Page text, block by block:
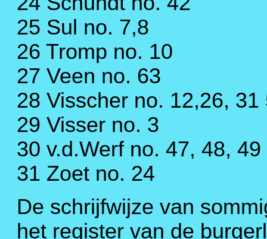
25 Sul no. 7,8
26 Tromp no. 10
27 Veen no. 63
28 Visscher no. 12,26, 31
29 Visser no. 3
30 v.d.Werf no. 47, 48, 49
31 Zoet no. 24
De schrijfwijze van
het register van de